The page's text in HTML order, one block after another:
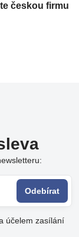
českou firmu
Odebírat
účelem zasílání